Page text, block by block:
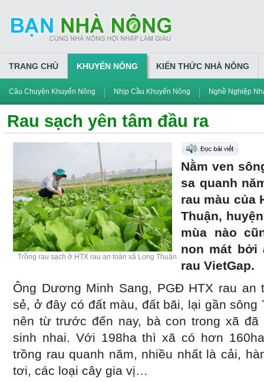
TRANG CHỦ KHUYẾN NÔNG
Câu Chuyện Khuyến Nông Nhịp Cầu Khuyến Nông Nghề Nghiệp
KIẾN THỨC NHÀ NÔNG
Rau sạch yên tâm đầu ra
Trồng rau sạch ở HTX rau an toàn xã Long Thuận
Nằm ven
sa quanh
rau màu của
Thuận,
mùa nào
non mát bởi
rau VietGap.
Ông Dương Minh Sang, PGĐ HTX rau an
sẻ, ở đây có đất màu, đất bãi, lại gần sông
nên từ trước đến nay, bà con trong xã
sinh nhai. Với 198ha thì xã có hơn
trồng rau quanh năm, nhiều nhất là cải,
tơi, các loại cây gia vị…